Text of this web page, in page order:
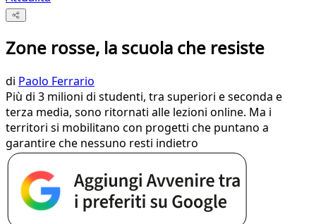
Zone rosse, la scuola che resiste
di Paolo Ferrario
Più di 3 milioni di studenti, tra superiori e seconda e
terza media, sono ritornati alle lezioni online. Ma i
territori si mobilitano con progetti che puntano a
garantire che nessuno resti indietro